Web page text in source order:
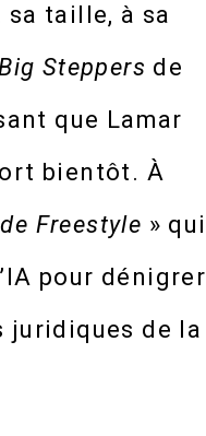
sa taille, à sa
Steppers de
que Lamar
bientôt. À
Freestyle » qui
pour dénigrer
juridiques de la